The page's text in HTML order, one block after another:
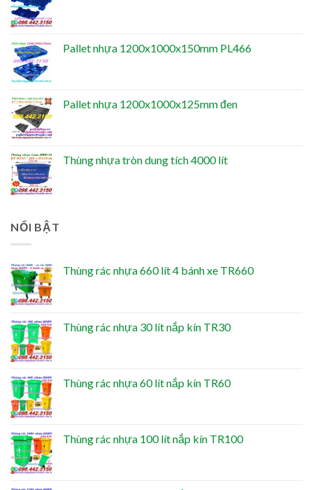
Pallet nhựa 1200x1000x150mm PL466
Pallet nhựa 1200x1000x125mm đen
Thùng nhựa tròn dung tích 4000 lít
NỔI BẬT
Thùng rác nhựa 660 lít 4 bánh xe TR660
Thùng rác nhựa 30 lít nắp kín TR30
Thùng rác nhựa 60 lít nắp kín TR60
Thùng rác nhựa 100 lít nắp kín TR100